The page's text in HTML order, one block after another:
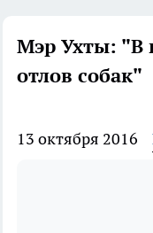
Мэр Ухты: "В
отлов собак"
13 октября 2016